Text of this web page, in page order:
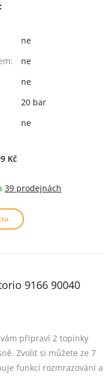
ne
ne
ne
20 bar
ne
Kč
39 prodejnách
9166 90040
175)
připraví 2 topinky
Zvolit si můžete ze 7
funkcí rozmrazování a